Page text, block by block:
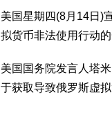
美国星期四(8月14日)
拟货币非法使用行动的
美国国务院发言人塔
于获取导致俄罗斯虚